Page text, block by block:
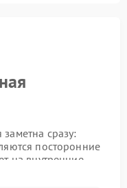
сразу:
посторонние
на внутренние